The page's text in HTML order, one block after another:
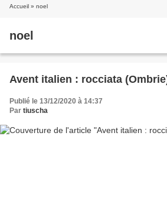
Accueil » noel
noel
Avent italien : rocciata
Publié le 13/12/2020 à 14:37
Par tiuscha